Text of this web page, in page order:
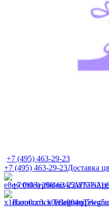
+7 (495) 463-29-23
+7 (495) 463-29-23Доставка
+7 (903) 268-62-22
Написать в Telegram